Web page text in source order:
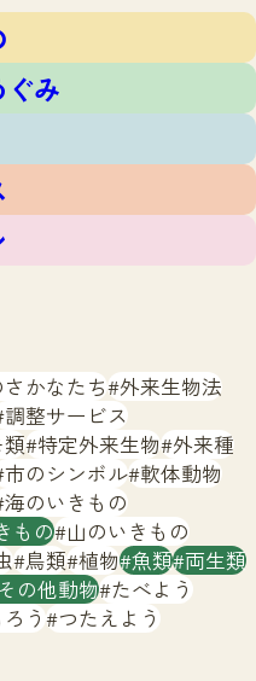
中 大
ップ
センターとは
み
かなたち 外来生物法
調整サービス
類 特定外来生物 外来種
市のシンボル 軟体動物
海のいきもの
もの 山のいきもの
鳥類 植物 魚類 両生類
その他動物 たべよう
ろう つたえよう